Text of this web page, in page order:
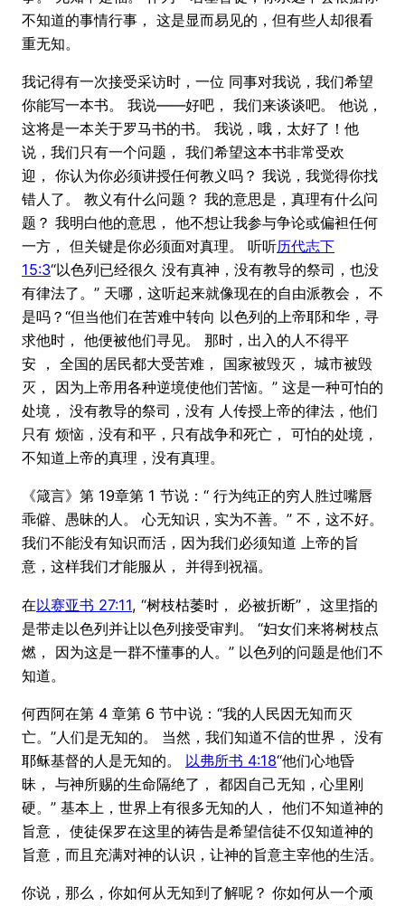
不知道的事情行事， 这是显而易见的，但有些人却很看
重无知。
我记得有一次接受采访时，一位 同事对我说，我们希望
你能写一本书。 我说——好吧， 我们来谈谈吧。 他说，
这将是一本关于罗马书的书。 我说，哦，太好了！他
说，我们只有一个问题， 我们希望这本书非常受欢
迎， 你认为你必须讲授任何教义吗？ 我说，我觉得你找
错人了。 教义有什么问题？ 我的意思是，真理有什么问
题？ 我明白他的意思， 他不想让我参与争论或偏袒任何
一方， 但关键是你必须面对真理。 听听历代志下
15:3“以色列已经很久 没有真神，没有教导的祭司，也没
有律法了。” 天哪，这听起来就像现在的自由派教会， 不
是吗？“但当他们在苦难中转向 以色列的上帝耶和华，寻
求他时， 他便被他们寻见。 那时，出入的人不得平
安 ， 全国的居民都大受苦难， 国家被毁灭， 城市被毁
灭， 因为上帝用各种逆境使他们苦恼。” 这是一种可怕的
处境， 没有教导的祭司，没有 人传授上帝的律法，他们
只有 烦恼，没有和平，只有战争和死亡， 可怕的处境，
不知道上帝的真理，没有真理。
《箴言》第 19章第 1 节说：“ 行为纯正的穷人胜过嘴唇
乖僻、愚昧的人。 心无知识，实为不善。” 不，这不好。
我们不能没有知识而活，因为我们必须知道 上帝的旨
意，这样我们才能服从， 并得到祝福。
在以赛亚书 27:11, “树枝枯萎时， 必被折断”， 这里指的
是带走以色列并让以色列接受审判。 “妇女们来将树枝点
燃， 因为这是一群不懂事的人。” 以色列的问题是他们不
知道。
何西阿在第 4 章第 6 节中说：“我的人民因无知而灭
亡。”人们是无知的。 当然，我们知道不信的世界， 没有
耶稣基督的人是无知的。 以弗所书 4:18“他们心地昏
昧， 与神所赐的生命隔绝了， 都因自己无知，心里刚
硬。” 基本上，世界上有很多无知的人， 他们不知道神的
旨意， 使徒保罗在这里的祷告是希望信徒不仅知道神的
旨意，而且充满对神的认识，让神的旨意主宰他的生活。
你说，那么，你如何从无知到了解呢？ 你如何从一个顽